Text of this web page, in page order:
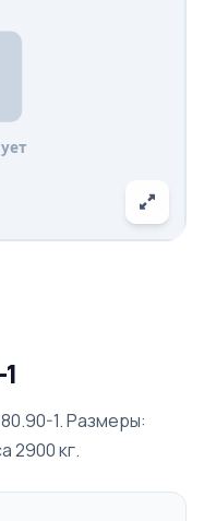
1. Размеры:
2900 кг.